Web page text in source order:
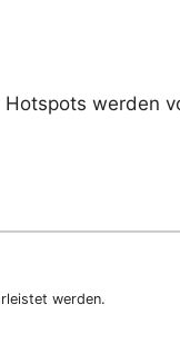
werden
werden.